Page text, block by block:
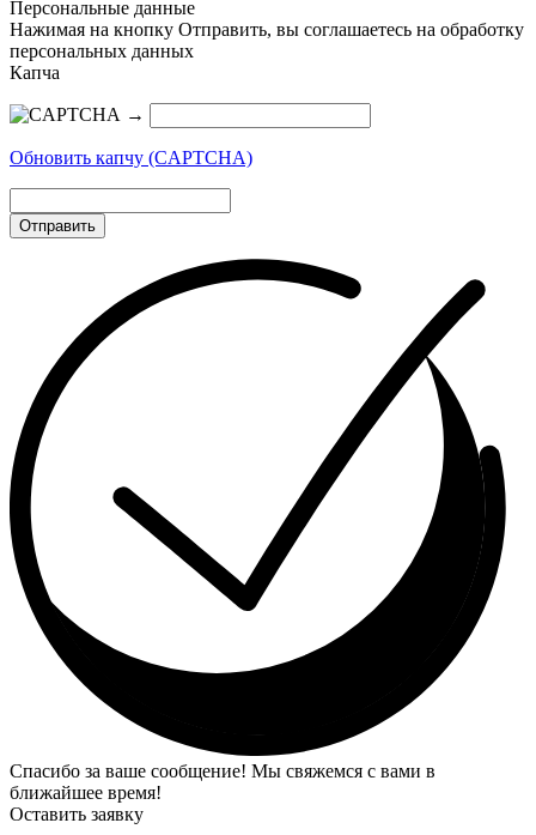
Персональные данные
Нажимая на кнопку Отправить, вы соглашаетесь на обработку
персональных данных
Капча
→
Обновить капчу (CAPTCHA)
Отправить
Спасибо за ваше сообщение! Мы свяжемся с вами в
ближайшее время!
Оставить заявку